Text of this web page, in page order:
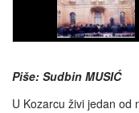
Piše: Sudbin MUSIĆ
U Kozarcu živi jedan od